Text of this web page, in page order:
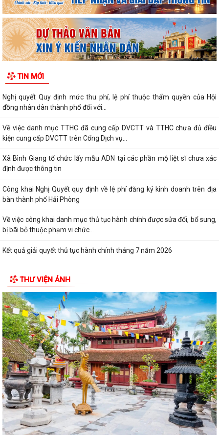
TIN MỚI
Nghị quyết Quy định mức thu phí, lệ phí thuộc thẩm quyền của Hội
đồng nhân dân thành phố đối với...
Về việc danh mục TTHC đã cung cấp DVCTT và TTHC chưa đủ điều
kiện cung cấp DVCTT trên Cổng Dịch vụ...
định được thông tin
Công khai Nghị Quyết quy định về lệ phí đăng ký kinh doanh trên địa
bàn thành phố Hải Phòng
Về việc công khai danh mục thủ tục hành chính được sửa đổi, bổ sung,
bị bãi bỏ thuộc phạm vi chức...
Kết quả giải quyết thủ tục hành chính tháng 7 năm 2026
LƯỢNG THEO TIÊU CHUẨN QUỐC GIA TCVN...
động không chuyên trách ở thôn
hỏi ốm đau, trợ cấp đối với một...
Xã Bình Giang học tập nghị quyết Hôi nghị lần thứ ba Ban Chấp hành
Trung ương Đảng khóa XIV
Về việc phê duyệt quy trình nội bộ giải quyết thủ tục hành chính thuộc
phạm vi chức năng của Sở...
Về việc khai bố thủ tục hành chính nội bộ được sửa đổi, bổ sung thuộc
phạm vi, chức năng quản lý...
Quyết định Về việc kiện toàn Ban chỉ đạo áp dụng, duy trì, cải tiến và
công bố Hệ thống quản lý...
ĐỜI ĐỜI GHI NHỚ CÔNG ƠN CÁC ANH HÙNG LIỆT SĨ, THƯƠNG BINH,
BỆNH BINH VÀ NGƯỜI CÓ CÔNG VỚI CÁCH MẠNG
THƯ VIỆN ẢNH